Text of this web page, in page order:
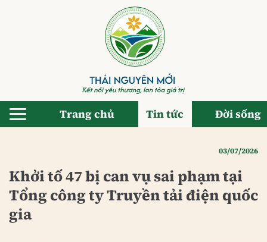
Trang chủ Tin tức Đời sống
03/07/2026
Khởi tố 47 bị can vụ sai phạm tại
Tổng công ty Truyền tải điện quốc
gia